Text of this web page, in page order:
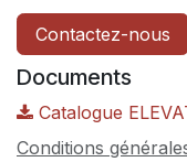
Contactez-nous
Documents
Catalogue
Conditions